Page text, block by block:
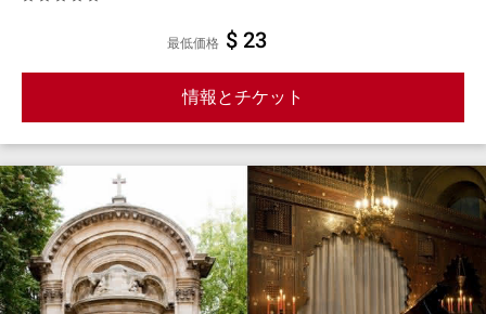
最低価格 $ 23
情報とチケット